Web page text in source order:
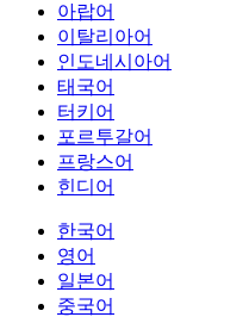
아랍어
이탈리아어
인도네시아어
태국어
터키어
포르투갈어
프랑스어
힌디어
한국어
영어
일본어
중국어